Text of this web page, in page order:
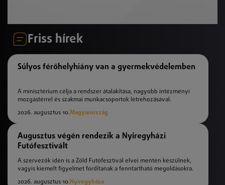
Friss hírek
Súlyos férőhelyhiány van a gyermekvédelemben
A minisztérium célja a rendszer átalakítása, nagyobb intézményi
mozgástérrel és szakmai munkacsoportok létrehozásával.
2026. augusztus 10.Magyarország
Augusztus végén rendezik a Nyíregyházi
Futófesztivált
A szervezők idén is a Zöld Futófesztivál elvei mentén készülnek,
vagyis kiemelt figyelmet fordítanak a fenntartható megoldásokra.
2026. augusztus 10. Nyíregyháza